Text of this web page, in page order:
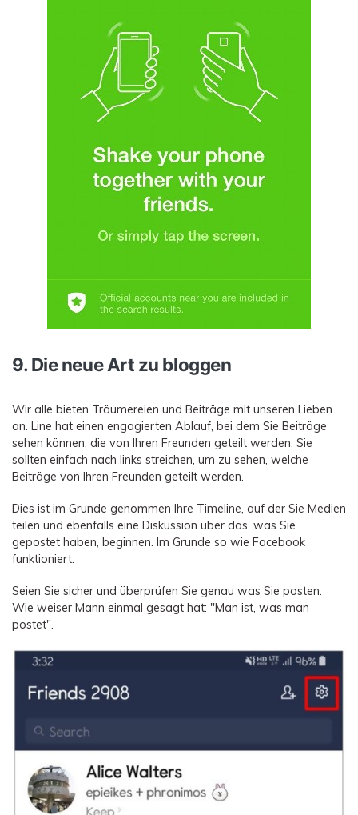
9. Die neue Art zu bloggen
Wir alle bieten Träumereien und Beiträge mit unseren Lieben
an. Line hat einen engagierten Ablauf, bei dem Sie Beiträge
sehen können, die von Ihren Freunden geteilt werden. Sie
sollten einfach nach links streichen, um zu sehen, welche
Beiträge von Ihren Freunden geteilt werden.
Dies ist im Grunde genommen Ihre Timeline, auf der Sie Medien
teilen und ebenfalls eine Diskussion über das, was Sie
gepostet haben, beginnen. Im Grunde so wie Facebook
funktioniert.
Seien Sie sicher und überprüfen Sie genau was Sie posten.
Wie weiser Mann einmal gesagt hat: "Man ist, was man
postet".